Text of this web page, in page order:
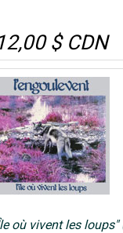
$ CDN
où vivent les